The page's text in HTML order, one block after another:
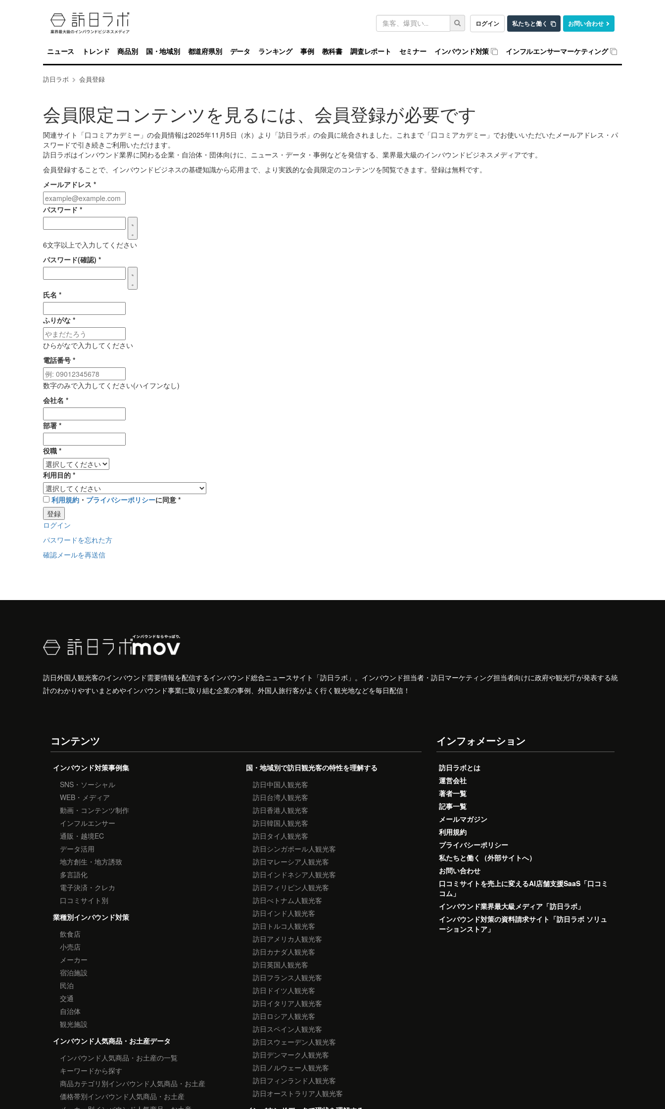
ログイン 私たちと働く お問い合わせ
キ
ワ
ド
検
索
ニュース トレンド 商品別 国・地域別 都道府県別 データ ランキング 事例 教科書 調査レポート セミナー インバウンド対策 インフルエンサーマーケティング
訪日ラボ 会員登録
会員限定コンテンツを見るには、会員登録が必要です
関連サイト「口コミアカデミー」の会員情報は2025年11月5日（水）より「訪日ラボ」の会員に統合されました。これまで「口コミアカデミー」でお使いいただいたメールアドレス・パ
スワードで引き続きご利用いただけます。
訪日ラボはインバウンド業界に関わる企業・自治体・団体向けに、ニュース・データ・事例などを発信する、業界最大級のインバウンドビジネスメディアです。
会員登録することで、インバウンドビジネスの基礎知識から応用まで、より実践的な会員限定のコンテンツを閲覧できます。登録は無料です。
メールアドレス *
パスワード *
6文字以上で入力してください
パスワード(確認) *
氏名 *
ふりがな *
ひらがなで入力してください
電話番号 *
数字のみで入力してください(ハイフンなし)
会社名 *
部署 *
役職 *
利用目的 *
利用規約 ・ プライバシーポリシーに同意 *
登録
ログイン
パスワードを忘れた方
確認メールを再送信
訪日外国人観光客のインバウンド需要情報を配信するインバウンド総合ニュースサイト「訪日ラボ」。インバウンド担当者・訪日マーケティング担当者向けに政府や観光庁が発表する統
計のわかりやすいまとめやインバウンド事業に取り組む企業の事例、外国人旅行客がよく行く観光地などを毎日配信！
コンテンツ
インバウンド対策事例集
SNS・ソーシャル
WEB・メディア
動画・コンテンツ制作
インフルエンサー
通販・越境EC
データ活用
地方創生・地方誘致
多言語化
電子決済・クレカ
口コミサイト別
業種別インバウンド対策
飲食店
小売店
メーカー
宿泊施設
民泊
交通
自治体
観光施設
インバウンド人気商品・お土産データ
インバウンド人気商品・お土産の一覧
キーワードから探す
商品カテゴリ別インバウンド人気商品・お土産
価格帯別インバウンド人気商品・お土産
国・地域別で訪日観光客の特性を理解する
訪日中国人観光客
訪日台湾人観光客
訪日香港人観光客
訪日韓国人観光客
訪日タイ人観光客
訪日シンガポール人観光客
訪日マレーシア人観光客
訪日インドネシア人観光客
訪日フィリピン人観光客
訪日べトナム人観光客
訪日インド人観光客
訪日トルコ人観光客
訪日アメリカ人観光客
訪日カナダ人観光客
訪日英国人観光客
訪日フランス人観光客
訪日ドイツ人観光客
訪日イタリア人観光客
訪日ロシア人観光客
訪日スペイン人観光客
訪日スウェーデン人観光客
訪日デンマーク人観光客
訪日ノルウェー人観光客
訪日フィンランド人観光客
訪日オーストラリア人観光客
インフォメーション
訪日ラボとは
運営会社
著者一覧
記事一覧
メールマガジン
利用規約
プライバシーポリシー
私たちと働く（外部サイトへ）
お問い合わせ
口コミサイトを売上に変えるAI店舗支援SaaS「口コミ
コム」
インバウンド業界最大級メディア「訪日ラボ」
インバウンド対策の資料請求サイト「訪日ラボ ソリュ
ーションストア」